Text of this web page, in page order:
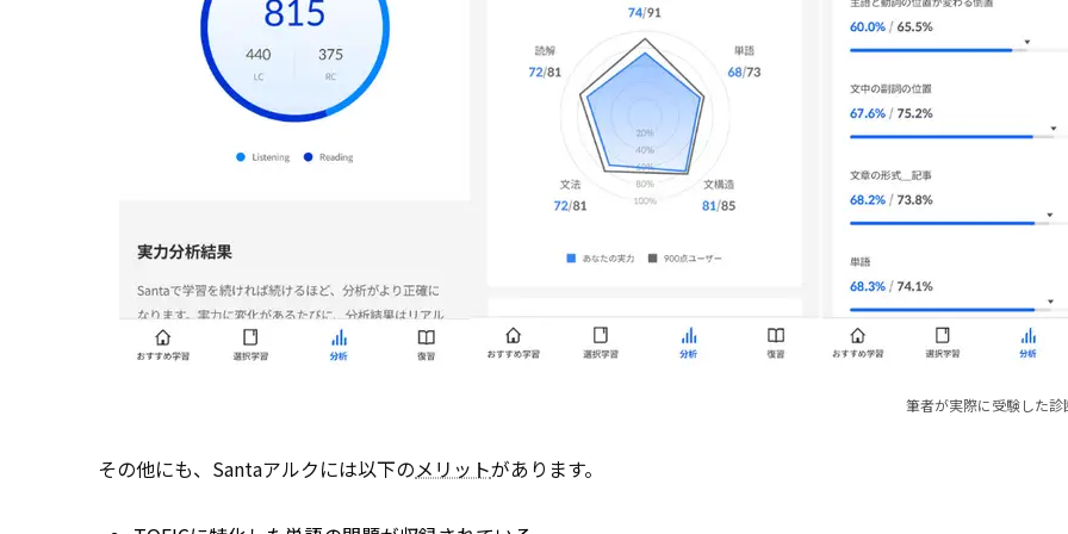
筆者が実際に受験した診
その他にも、Santaアルクには以下のメリットがあります。